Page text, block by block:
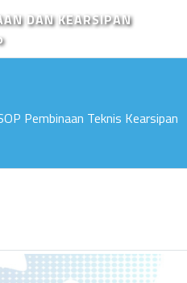
DAN KEARSIPAN
Pembinaan Teknis Kearsipan